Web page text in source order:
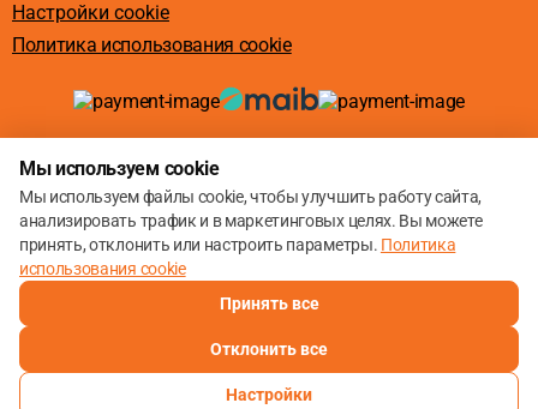
Настройки cookie
Политика использования cookie
Мы используем cookie
Мы используем файлы cookie, чтобы улучшить работу сайта,
анализировать трафик и в маркетинговых целях. Вы можете
принять, отклонить или настроить параметры. Политика
использования cookie
Принять все
Отклонить все
Настройки